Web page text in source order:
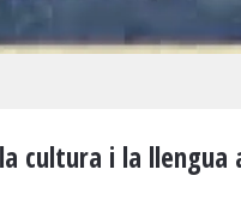
cultura i la